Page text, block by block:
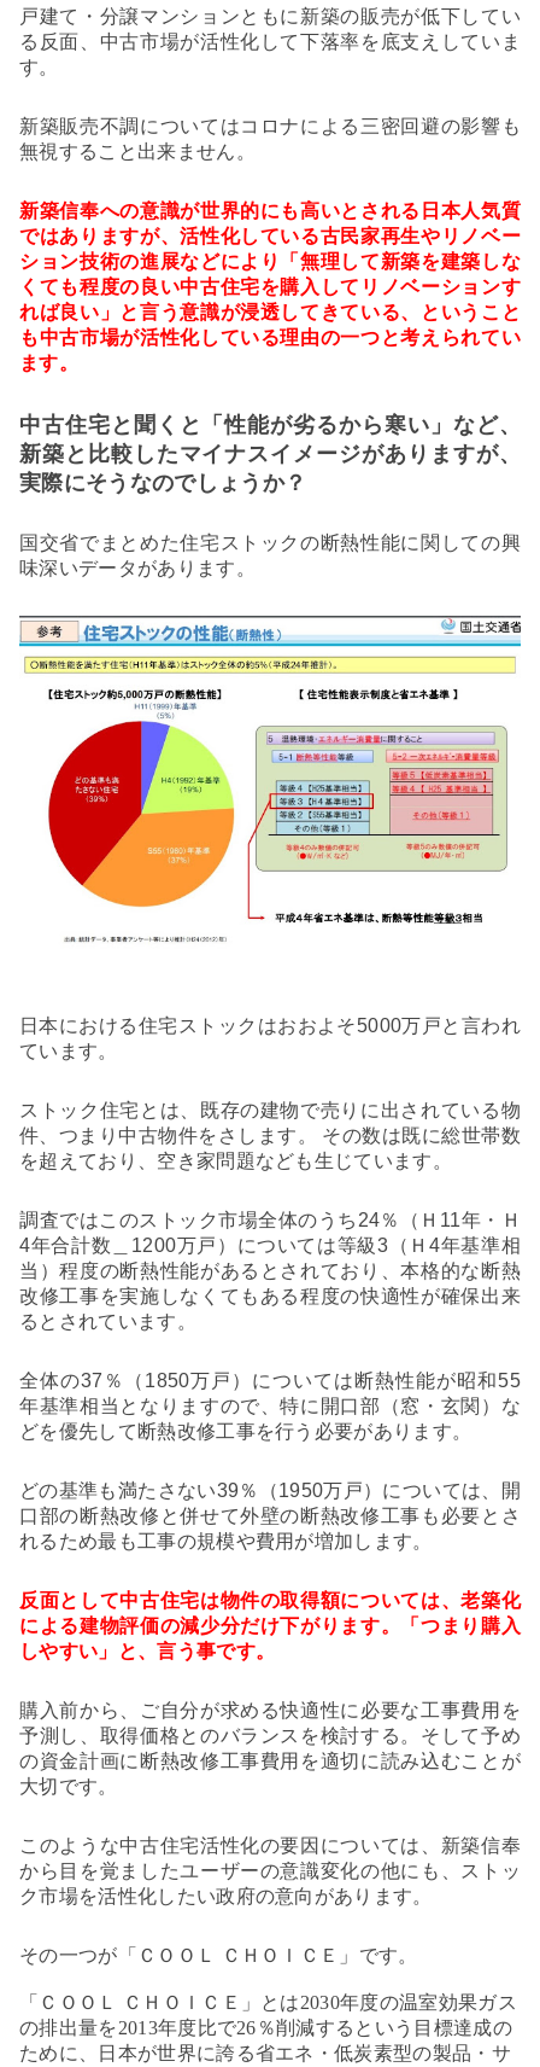
戸建て・分譲マンションともに新築の販売が低下してい
る反面、中古市場が活性化して下落率を底支えしていま
す。
新築販売不調についてはコロナによる三密回避の影響も
無視すること出来ません。
新築信奉への意識が世界的にも高いとされる日本人気質
ではありますが、活性化している古民家再生やリノベー
ション技術の進展などにより「無理して新築を建築しな
くても程度の良い中古住宅を購入してリノベーションす
れば良い」と言う意識が浸透してきている、ということ
も中古市場が活性化している理由の一つと考えられてい
ます。
中古住宅と聞くと「性能が劣るから寒い」など、
新築と比較したマイナスイメージがありますが、
実際にそうなのでしょうか？
国交省でまとめた住宅ストックの断熱性能に関しての興
味深いデータがあります。
日本における住宅ストックはおおよそ5000万戸と言われ
ています。
ストック住宅とは、既存の建物で売りに出されている物
件、つまり中古物件をさします。
その数は既に総世帯数
を超えており、空き家問題なども生じています。
調査ではこのストック市場全体のうち 24％（Ｈ 11年・Ｈ
4年合計数＿ 1200万戸）については等級3 （Ｈ4年基準相
当）程度の断熱性能があるとされており、本格的な断熱
改修工事を実施しなくてもある程度の快適性が確保出来
るとされています。
全体の37 ％（ 1850万戸）については断熱性能が昭和55
年基準相当となりますので、特に開口部（窓・玄関）な
どを優先して断熱改修工事を行う必要があります。
どの基準も満たさない39 ％（1950万戸）については、開
口部の断熱改修と併せて外壁の断熱改修工事も必要とさ
れるため最も工事の規模や費用が増加します。
反面として中古住宅は物件の取得額については、老築化
による建物評価の減少分だけ下がります。「つまり購入
しやすい」と、言う事です。
購入前から、ご自分が求める快適性に必要な工事費用を
予測し、取得価格とのバランスを検討する。そして予め
の資金計画に断熱改修工事費用を適切に読み込むことが
大切です。
このような中古住宅活性化の要因については、新築信奉
から目を覚ましたユーザーの意識変化の他にも、ストッ
ク市場を活性化したい政府の意向があります。
その一つが 「ＣＯＯＬ ＣＨＯＩＣＥ」です。
「ＣＯＯＬ ＣＨＯＩＣＥ」とは2030年度の温室効果ガス
の排出量を2013年度比で26％削減するという目標達成の
ために、日本が世界に誇る省エネ・低炭素型の製品・サ